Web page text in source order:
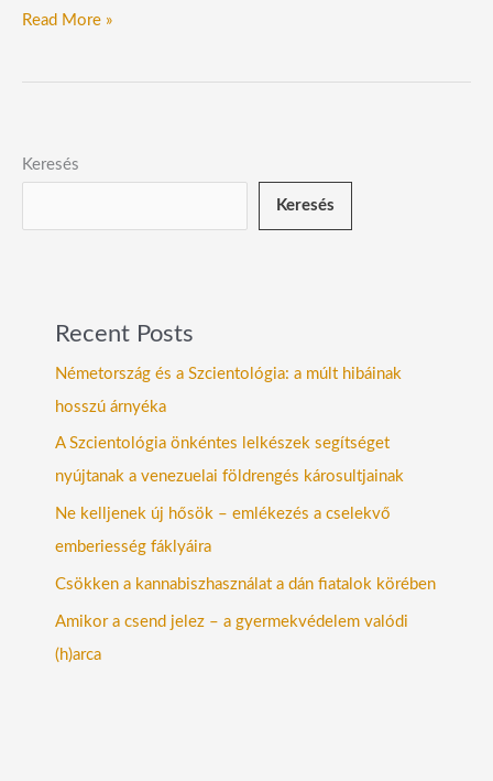
Read More »
Keresés
Keresés
Recent Posts
Németország és a Szcientológia: a múlt hibáinak
hosszú árnyéka
A Szcientológia önkéntes lelkészek segítséget
nyújtanak a venezuelai földrengés károsultjainak
Ne kelljenek új hősök – emlékezés a cselekvő
emberiesség fáklyáira
Csökken a kannabiszhasználat a dán fiatalok körében
Amikor a csend jelez – a gyermekvédelem valódi
(h)arca